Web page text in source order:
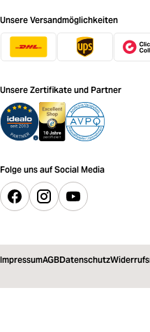
Unsere Versandmöglichkeiten
Unsere Zertifikate und Partner
Folge uns auf Social Media
ImpressumAGBDatenschutz